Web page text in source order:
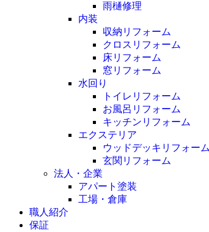
雨樋修理
内装
収納リフォーム
クロスリフォーム
床リフォーム
窓リフォーム
水回り
トイレリフォーム
お風呂リフォーム
キッチンリフォーム
エクステリア
ウッドデッキリフォーム
玄関リフォーム
法人・企業
アパート塗装
工場・倉庫
職人紹介
保証